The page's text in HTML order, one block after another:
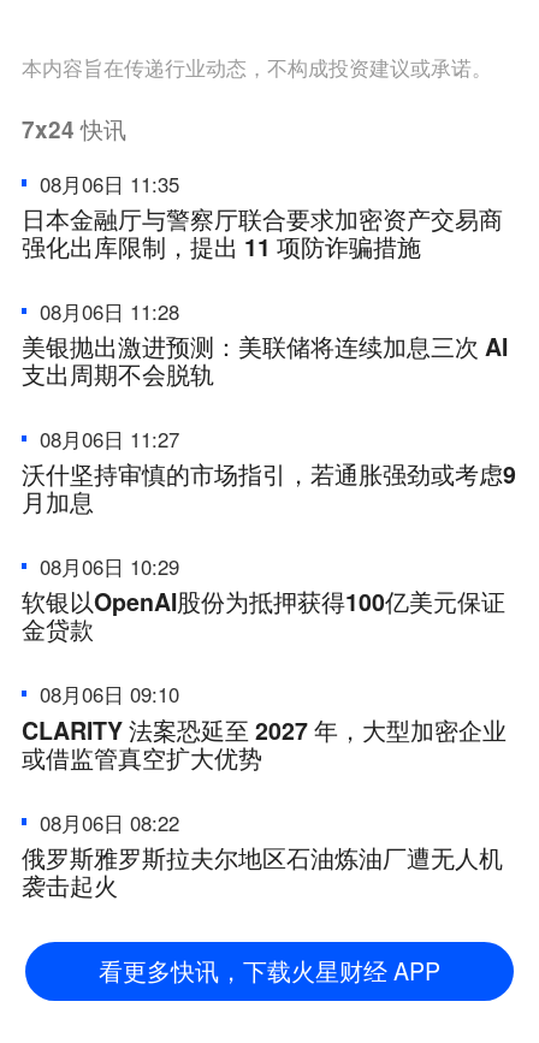
本内容旨在传递行业动态，不构成投资建议或承诺。
7x24快讯
08月06日 11:35
日本金融厅与警察厅联合要求加密资产交易商
强化出库限制，提出 11 项防诈骗措施
08月06日 11:28
美银抛出激进预测：美联储将连续加息三次 AI
支出周期不会脱轨
08月06日 11:27
沃什坚持审慎的市场指引，若通胀强劲或考虑9
月加息
08月06日 10:29
软银以OpenAI股份为抵押获得100亿美元保证
金贷款
08月06日 09:10
CLARITY 法案恐延至 2027 年，大型加密企业
或借监管真空扩大优势
08月06日 08:22
俄罗斯雅罗斯拉夫尔地区石油炼油厂遭无人机
袭击起火
看更多快讯，下载火星财经 APP